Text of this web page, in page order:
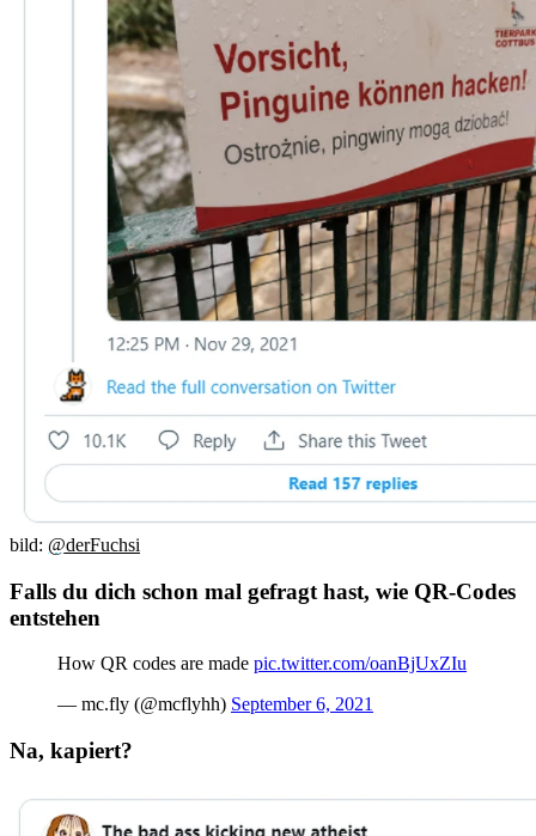
bild: @derFuchsi
Falls du dich schon mal gefragt hast, wie QR-Codes
entstehen
How QR codes are made pic.twitter.com/oanBjUxZIu
— mc.fly (@mcflyhh) September 6, 2021
Na, kapiert?